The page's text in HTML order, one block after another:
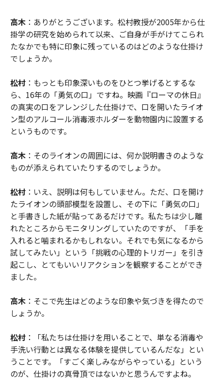
高木：ありがとうございます。松村教授が2005年から仕
掛学の研究を始められて以来、ご自身が手がけてこられ
たなかでも特に印象に残っているのはどのような仕掛け
でしょうか。
松村：もっとも印象深いものをひとつ挙げるとするな
ら、16年の「勇気の口」ですね。映画『ローマの休日』
の真実の口をアレンジした仕掛けで、口を開いたライオ
ン型のアルコール消毒液ホルダーを動物園内に設置する
というものです。
高木：そのライオンの周囲には、何か説明書きのような
ものが添えられていたりするのでしょうか。
松村：いえ、説明は何もしていません。ただ、口を開け
たライオンの頭部模型を設置し、その下に「勇気の口」
と手書きした紙が貼ってあるだけです。私たちは少し離
れたところからモニタリングしていたのですが、「手を
入れると噛まれるかもしれない。それでも気になるから
試してみたい」という「挑戦の心理的トリガー」を引き
起こし、とてもいいリアクションを観察することができ
ました。
高木：そこで先生はどのような印象や気づきを得たので
しょうか。
松村：「私たちは仕掛けを用いることで、単なる消毒や
手洗い行動とは異なる体験を提供しているんだな」とい
うことです。「すごく楽しみながらやっている」という
のが、仕掛けの真骨頂ではないかと思うんですよね。